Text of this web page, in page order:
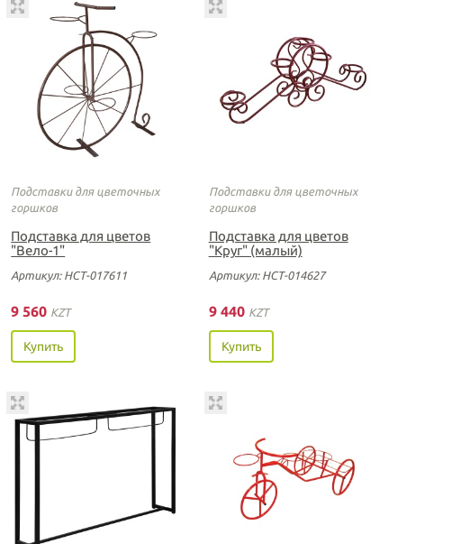
Подставки для цветочных
горшков
Подставка для цветов
"Вело-1"
Артикул: НСТ-017611
9 560 KZT
Купить
Подставки для цветочных
горшков
Подставка для цветов
"Круг" (малый)
Артикул: НСТ-014627
9 440 KZT
Купить